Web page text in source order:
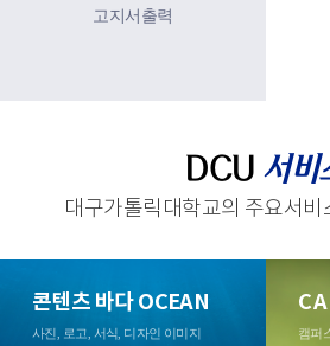
고지서출력
DCU 서비
대구가톨릭대학교의 주요서비
콘텐츠 바다 OCEAN
사진, 로고, 서식, 디자인 이미지
캠퍼